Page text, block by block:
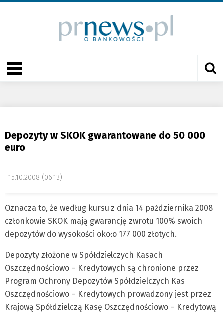
Depozyty w SKOK gwarantowane do 50 000
euro
15.10.2008 (06:13)
Oznacza to, że według kursu z dnia 14 października 2008
członkowie SKOK mają gwarancję zwrotu 100% swoich
depozytów do wysokości około 177 000 złotych.
Depozyty złożone w Spółdzielczych Kasach
Oszczędnościowo – Kredytowych są chronione przez
Program Ochrony Depozytów Spółdzielczych Kas
Oszczędnościowo – Kredytowych prowadzony jest przez
Krajową Spółdzielczą Kasę Oszczędnościowo – Kredytową